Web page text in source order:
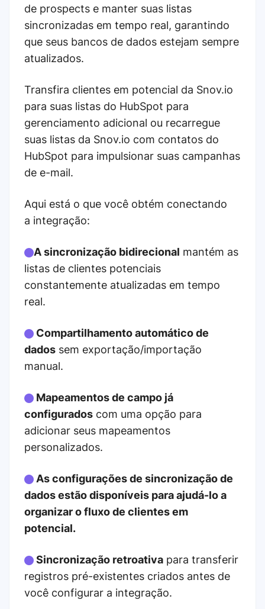
de prospects e manter suas listas
sincronizadas em tempo real, garantindo
que seus bancos de dados estejam sempre
atualizados.
Transfira clientes em potencial da Snov.io
para suas listas do HubSpot para
gerenciamento adicional ou recarregue
suas listas da Snov.io com contatos do
HubSpot para impulsionar suas campanhas
de e-mail.
Aqui está o que você obtém conectando
a integração:
A sincronização bidirecional mantém as
listas de clientes potenciais
constantemente atualizadas em tempo
real.
Compartilhamento automático de
dados sem exportação/importação
manual.
Mapeamentos de campo já
configurados com uma opção para
adicionar seus mapeamentos
personalizados.
As configurações de sincronização de
dados estão disponíveis para ajudá-lo a
organizar o fluxo de clientes em
potencial.
Sincronização retroativa para transferir
registros pré-existentes criados antes de
você configurar a integração.